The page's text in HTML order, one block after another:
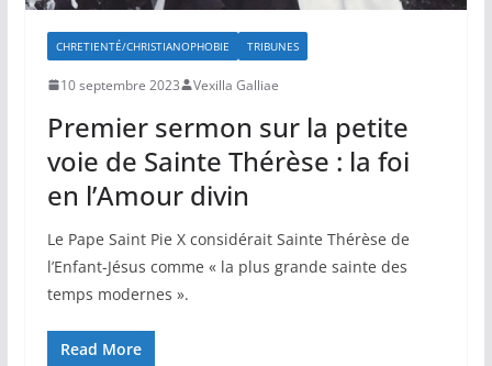
CHRETIENTÉ/CHRISTIANOPHOBIE TRIBUNES
10 septembre 2023 Vexilla Galliae
Premier sermon sur la petite
voie de Sainte Thérèse : la foi
en l’Amour divin
Le Pape Saint Pie X considérait Sainte Thérèse de
l’Enfant-Jésus comme « la plus grande sainte des
temps modernes ».
Read More